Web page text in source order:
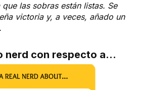
las sobras están listas. Se
victoria y, a veces, añado un
nerd con respecto a...